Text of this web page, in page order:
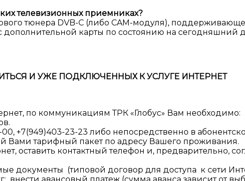
телевизионных приемниках?
тюнера DVB-C (либо CAM-модуля),
карты по состоянию на сегодняшний
И УЖЕ ПОДКЛЮЧЕННЫХ К УСЛУГЕ ИНТЕРНЕТ
по коммуникациям ТРК «Глобус» Вам необходимо:
00, +7(949)403-23-23 либо непосредственно в
Вами тарифный пакет по адресу Вашего проживания.
оставить контактный телефон и, предварительно,
документы (типовой договор для доступа к сети